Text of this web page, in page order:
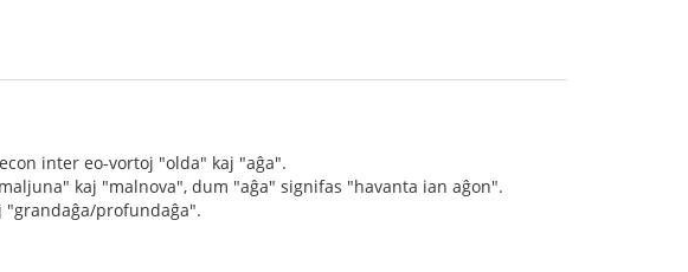
inter eo-vortoj "olda" kaj "aĝa".
kaj "malnova", dum "aĝa" signifas "havanta ian aĝon".
"grandaĝa/profundaĝa".